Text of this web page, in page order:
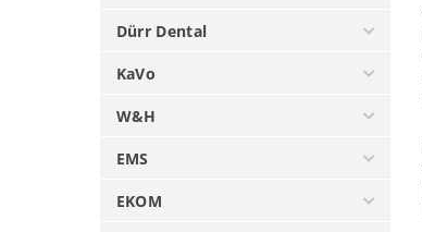
Dürr Dental
KaVo
W&H
EMS
EKOM